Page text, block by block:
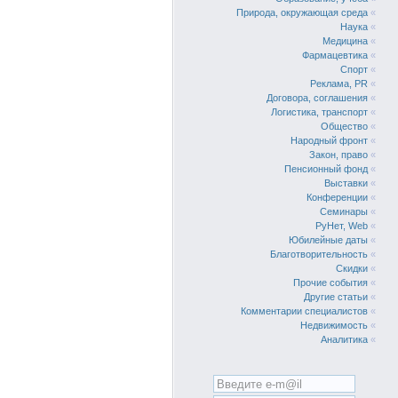
Природа, окружающая среда «
Наука «
Медицина «
Фармацевтика «
Спорт «
Реклама, PR «
Договора, соглашения «
Логистика, транспорт «
Общество «
Народный фронт «
Закон, право «
Пенсионный фонд «
Выставки «
Конференции «
Семинары «
РуНет, Web «
Юбилейные даты «
Благотворительность «
Скидки «
Прочие события «
Другие статьи «
Комментарии специалистов «
Недвижимость «
Аналитика «